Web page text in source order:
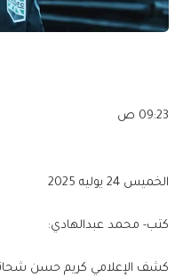
09:23 ص
الخميس 24 يوليه 2025
كتب- محمد عبدالهادي:
كشف الإعلامي كريم حسن